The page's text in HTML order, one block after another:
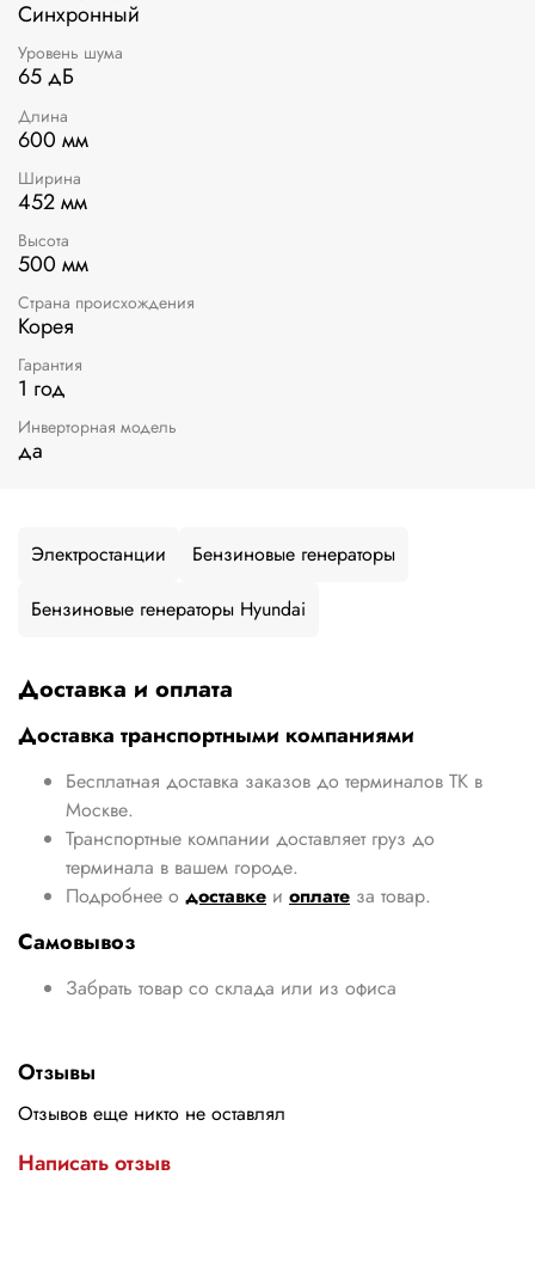
Синхронный
Уровень шума
65 дБ
Длина
600 мм
Ширина
452 мм
Высота
500 мм
Страна происхождения
Корея
Гарантия
1 год
Инверторная модель
да
Электростанции
Бензиновые генераторы
Бензиновые генераторы Hyundai
Доставка и оплата
Доставка транспортными компаниями
Бесплатная доставка заказов до терминалов ТК в
Москве.
Транспортные компании доставляет груз до
терминала в вашем городе.
Подробнее о доставке и оплате за товар.
Самовывоз
Забрать товар со склада или из офиса
Отзывы
Отзывов еще никто не оставлял
Написать отзыв